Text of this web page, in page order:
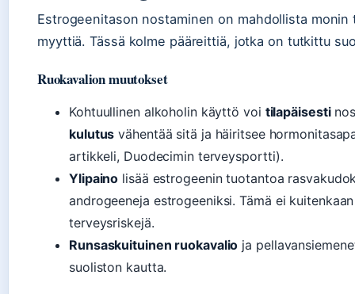
Estrogeenitason nostaminen on mahdollista
myyttiä. Tässä kolme pääreittiä, jotka on tutkittu
Ruokavalion muutokset
Kohtuullinen alkoholin käyttö voi tilapäisesti
kulutus vähentää sitä ja häiritsee
artikkeli, Duodecimin terveysportti).
Ylipaino lisää estrogeenin tuotantoa
androgeeneja estrogeeniksi. Tämä ei
terveysriskejä.
Runsaskuituinen ruokavalio ja
suoliston kautta.